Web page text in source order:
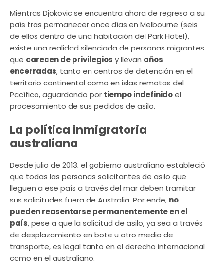
Mientras Djokovic se encuentra ahora de regreso a su
país tras permanecer once días en Melbourne (seis
de ellos dentro de una habitación del Park Hotel),
existe una realidad silenciada de personas migrantes
que carecen de privilegios y llevan años
encerradas, tanto en centros de detención en el
territorio continental como en islas remotas del
Pacífico, aguardando por tiempo indefinidoel
procesamiento de sus pedidos de asilo.
La política inmigratoria
australiana
Desde julio de 2013, el gobierno australiano estableció
que todas las personas solicitantes de asilo que
lleguen a ese país a través del mar deben tramitar
sus solicitudes fuera de Australia. Por ende, no
pueden reasentarse permanentemente en el
país, pese a que la solicitud de asilo, ya sea a través
de desplazamiento en bote u otro medio de
transporte, es legal tanto en el derecho internacional
como en el australiano.